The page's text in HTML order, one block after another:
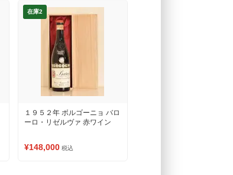
在庫2
１９５２年 ボルゴーニョ バロ
ーロ・リゼルヴァ 赤ワイン
¥148,000 税込